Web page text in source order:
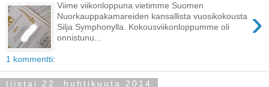
›
Viime viikonloppuna vietimme Suomen
Nuorkauppakamareiden kansallista vuosikokousta
Silja Symphonylla. Kokousviikonloppumme oli
onnistunu...
1 kommentti:
tiistai 22. huhtikuuta 2014